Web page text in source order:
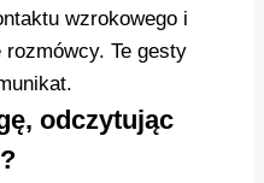
wzrokowego i
rozmówcy. Te gesty
odczytując